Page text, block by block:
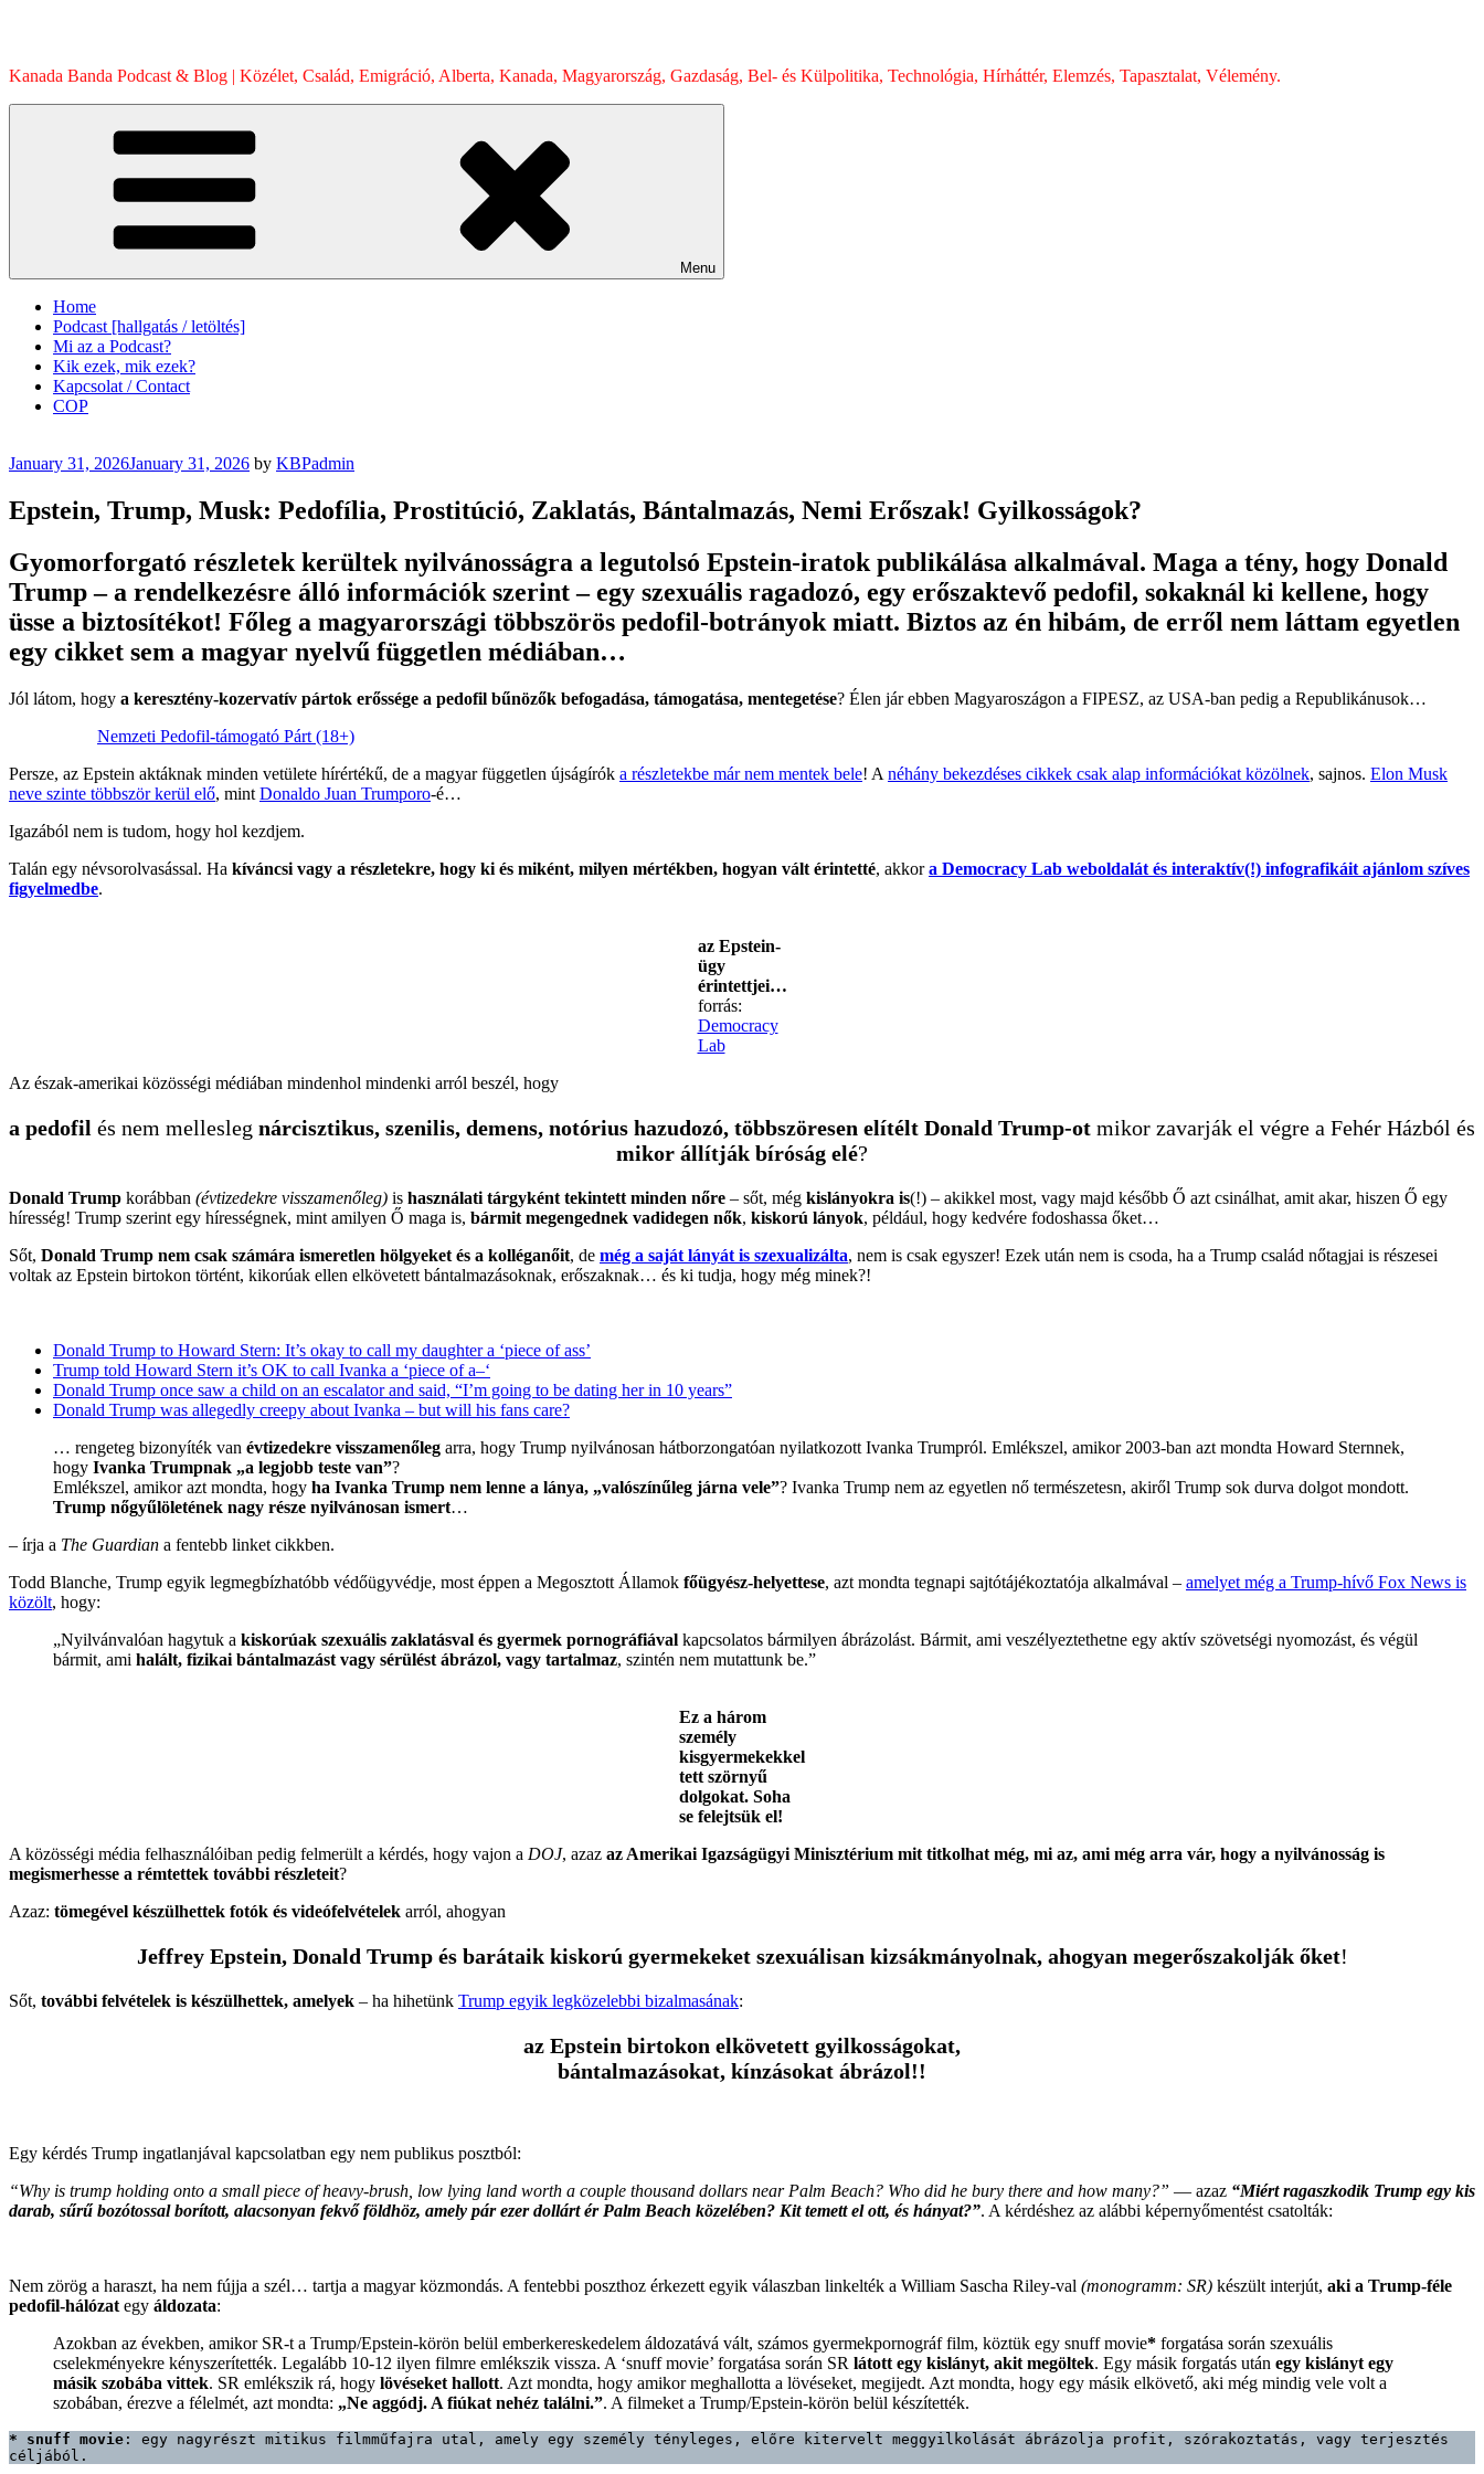
Kanada Banda Podcast & Blog | Közélet, Család, Emigráció, Alberta, Kanada, Magyarország, Gazdaság, Bel- és Külpolitika, Technológia, Hírháttér, Elemzés, Tapasztalat, Vélemény.
Menu
Home
Podcast [hallgatás / letöltés]
Mi az a Podcast?
Kik ezek, mik ezek?
Kapcsolat / Contact
COP
Posted
January 31, 2026January 31, 2026 by KBPadmin
Epstein, Trump, Musk: Pedofília, Prostitúció, Zaklatás, Bántalmazás, Nemi Erőszak! Gyilkosságok?
Gyomorforgató részletek kerültek nyilvánosságra a legutolsó Epstein-iratok publikálása alkalmával. Maga a tény, hogy Donald
Trump – a rendelkezésre álló információk szerint – egy szexuális ragadozó, egy erőszaktevő pedofil, sokaknál ki kellene, hogy
üsse a biztosítékot! Főleg a magyarországi többszörös pedofil-botrányok miatt. Biztos az én hibám, de erről nem láttam egyetlen
egy cikket sem a magyar nyelvű független médiában…
Jól látom, hogy a keresztény-kozervatív pártok erőssége a pedofil bűnözők befogadása, támogatása, mentegetése? Élen jár ebben Magyaroszágon a FIPESZ, az USA-ban pedig a Republikánusok…
Nemzeti Pedofil-támogató Párt (18+)
Persze, az Epstein aktáknak minden vetülete hírértékű, de a magyar független újságírók a részletekbe már nem mentek bele! A néhány bekezdéses cikkek csak alap információkat közölnek, sajnos. Elon Musk
neve szinte többször kerül elő, mint Donaldo Juan Trumporo-é…
Igazából nem is tudom, hogy hol kezdjem.
Talán egy névsorolvasással. Ha kíváncsi vagy a részletekre, hogy ki és miként, milyen mértékben, hogyan vált érintetté, akkor a Democracy Lab weboldalát és interaktív(!) infografikáit ajánlom szíves
figyelmedbe.
az Epstein-
ügy
érintettjei…
forrás:
Democracy
Lab
Az észak-amerikai közösségi médiában mindenhol mindenki arról beszél, hogy
a pedofil és nem mellesleg nárcisztikus, szenilis, demens, notórius hazudozó, többszöresen elítélt Donald Trump-ot mikor zavarják el végre a Fehér Házból és
mikor állítják bíróság elé?
Donald Trump korábban (évtizedekre visszamenőleg) is használati tárgyként tekintett minden nőre – sőt, még kislányokra is(!) – akikkel most, vagy majd később Ő azt csinálhat, amit akar, hiszen Ő egy
híresség! Trump szerint egy hírességnek, mint amilyen Ő maga is, bármit megengednek vadidegen nők, kiskorú lányok, például, hogy kedvére fodoshassa őket…
Sőt, Donald Trump nem csak számára ismeretlen hölgyeket és a kolléganőit, de még a saját lányát is szexualizálta, nem is csak egyszer! Ezek után nem is csoda, ha a Trump család nőtagjai is részesei
voltak az Epstein birtokon történt, kikorúak ellen elkövetett bántalmazásoknak, erőszaknak… és ki tudja, hogy még minek?!
Donald Trump to Howard Stern: It’s okay to call my daughter a ‘piece of ass’
Trump told Howard Stern it’s OK to call Ivanka a ‘piece of a–‘
Donald Trump once saw a child on an escalator and said, “I’m going to be dating her in 10 years”
Donald Trump was allegedly creepy about Ivanka – but will his fans care?
… rengeteg bizonyíték van évtizedekre visszamenőleg arra, hogy Trump nyilvánosan hátborzongatóan nyilatkozott Ivanka Trumpról. Emlékszel, amikor 2003-ban azt mondta Howard Sternnek,
hogy Ivanka Trumpnak „a legjobb teste van”?
Emlékszel, amikor azt mondta, hogy ha Ivanka Trump nem lenne a lánya, „valószínűleg járna vele”? Ivanka Trump nem az egyetlen nő természetesn, akiről Trump sok durva dolgot mondott.
Trump nőgyűlöletének nagy része nyilvánosan ismert…
– írja a The Guardian a fentebb linket cikkben.
Todd Blanche, Trump egyik legmegbízhatóbb védőügyvédje, most éppen a Megosztott Államok főügyész-helyettese, azt mondta tegnapi sajtótájékoztatója alkalmával – amelyet még a Trump-hívő Fox News is
közölt, hogy:
„Nyilvánvalóan hagytuk a kiskorúak szexuális zaklatásval és gyermek pornográfiával kapcsolatos bármilyen ábrázolást. Bármit, ami veszélyeztethetne egy aktív szövetségi nyomozást, és végül
bármit, ami halált, fizikai bántalmazást vagy sérülést ábrázol, vagy tartalmaz, szintén nem mutattunk be.”
Ez a három
személy
kisgyermekekkel
tett szörnyű
dolgokat. Soha
se felejtsük el!
A közösségi média felhasználóiban pedig felmerült a kérdés, hogy vajon a DOJ, azaz az Amerikai Igazságügyi Minisztérium mit titkolhat még, mi az, ami még arra vár, hogy a nyilvánosság is
megismerhesse a rémtettek további részleteit?
Azaz: tömegével készülhettek fotók és videófelvételek arról, ahogyan
Jeffrey Epstein, Donald Trump és barátaik kiskorú gyermekeket szexuálisan kizsákmányolnak, ahogyan megerőszakolják őket!
Sőt, további felvételek is készülhettek, amelyek – ha hihetünk Trump egyik legközelebbi bizalmasának:
az Epstein birtokon elkövetett gyilkosságokat,
bántalmazásokat, kínzásokat ábrázol!!
Egy kérdés Trump ingatlanjával kapcsolatban egy nem publikus posztból:
“Why is trump holding onto a small piece of heavy-brush, low lying land worth a couple thousand dollars near Palm Beach? Who did he bury there and how many?” — azaz “Miért ragaszkodik Trump egy kis
darab, sűrű bozótossal borított, alacsonyan fekvő földhöz, amely pár ezer dollárt ér Palm Beach közelében? Kit temett el ott, és hányat?”. A kérdéshez az alábbi képernyőmentést csatolták:
Nem zörög a haraszt, ha nem fújja a szél… tartja a magyar közmondás. A fentebbi poszthoz érkezett egyik válaszban linkelték a William Sascha Riley-val (monogramm: SR) készült interjút, aki a Trump-féle
pedofil-hálózat egy áldozata:
Azokban az években, amikor SR-t a Trump/Epstein-körön belül emberkereskedelem áldozatává vált, számos gyermekpornográf film, köztük egy snuff movie* forgatása során szexuális
cselekményekre kényszerítették. Legalább 10-12 ilyen filmre emlékszik vissza. A ‘snuff movie’ forgatása során SR látott egy kislányt, akit megöltek. Egy másik forgatás után egy kislányt egy
másik szobába vittek. SR emlékszik rá, hogy lövéseket hallott. Azt mondta, hogy amikor meghallotta a lövéseket, megijedt. Azt mondta, hogy egy másik elkövető, aki még mindig vele volt a
szobában, érezve a félelmét, azt mondta: „Ne aggódj. A fiúkat nehéz találni.”. A filmeket a Trump/Epstein-körön belül készítették.
* snuff movie : egy nagyrészt mitikus filmműfajra utal, amely egy személy tényleges, előre kitervelt meggyilkolását ábrázolja profit, szórakoztatás, vagy terjesztés
céljából.